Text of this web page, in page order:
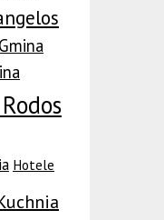
Gmina
Hotele